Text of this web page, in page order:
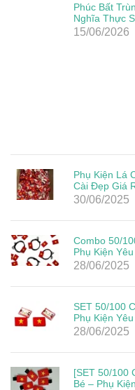
Phúc Bất
Nghĩa Thực
15/06/2026
Phụ Kiện Lá
Cài Đẹp Giá
30/06/2025
Combo 50/
Phụ Kiện
Khánh 2/9
28/06/2025
SET 50/100
Phụ Kiện
28/06/2025
[SET 50/100
Bé – Phụ